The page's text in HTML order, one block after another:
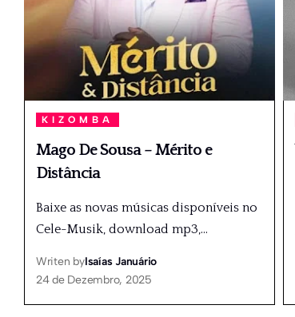
KIZOMBA
Mago De Sousa – Mérito e
Distância
Baixe as novas músicas disponíveis no
Cele-Musik, download mp3,…
Writen byIsaías Januário
24 de Dezembro, 2025